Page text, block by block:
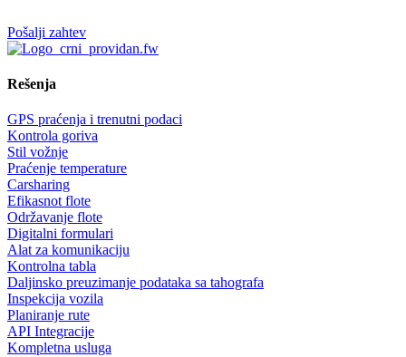
Pošalji zahtev
Rešenja
GPS praćenja i trenutni podaci
Kontrola goriva
Stil vožnje
Praćenje temperature
Carsharing
Efikasnot flote
Održavanje flote
Digitalni formulari
Alat za komunikaciju
Kontrolna tabla
Daljinsko preuzimanje podataka sa tahografa
Inspekcija vozila
Planiranje rute
API Integracije
Kompletna usluga